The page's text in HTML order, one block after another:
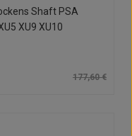
Shaft PSA
XU9 XU10
177,60 €